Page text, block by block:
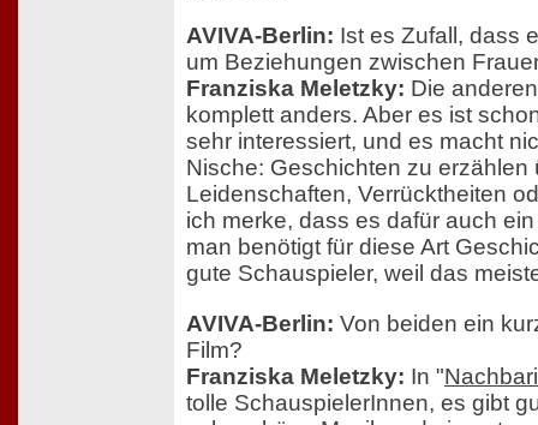
AVIVA-Berlin: Ist es Zufall, dass
um Beziehungen zwischen
Franziska Meletzky: Die
komplett anders. Aber es ist
sehr interessiert, und es macht
Nische: Geschichten zu erzählen
Leidenschaften, Verrücktheiten
ich merke, dass es dafür auch
man benötigt für diese Art
gute Schauspieler, weil das
AVIVA-Berlin: Von beiden ein
Film?
Franziska Meletzky: In "
tolle SchauspielerInnen, es gibt